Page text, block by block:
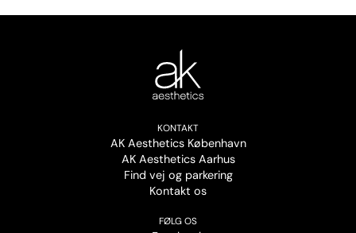
KONTAKT
AK Aesthetics København
AK Aesthetics Aarhus
Find vej og parkering
Kontakt os
FØLG OS